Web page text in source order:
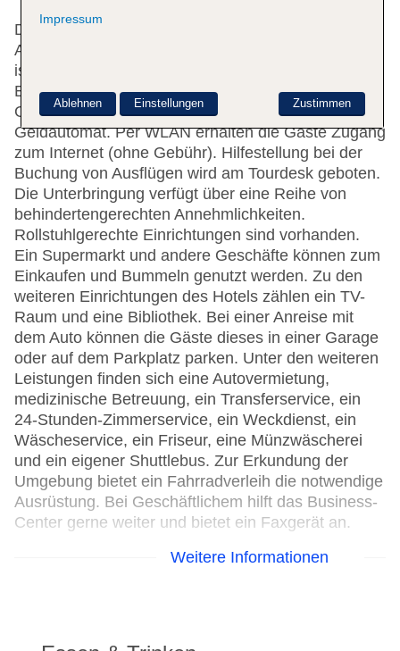
Das Hotel bietet 25 Zimmer und verfügt über einen
Aufzug. Das freundliche Personal an der Rezeption
ist gerne bei allen Fragen behilflich. Zu den
Einrichtungen des Hauses gehören eine
Gepäckaufbewahrung, ein Safe und ein
Geldautomat. Per WLAN erhalten die Gäste Zugang
zum Internet (ohne Gebühr). Hilfestellung bei der
Buchung von Ausflügen wird am Tourdesk geboten.
Die Unterbringung verfügt über eine Reihe von
behindertengerechten Annehmlichkeiten.
Rollstuhlgerechte Einrichtungen sind vorhanden.
Ein Supermarkt und andere Geschäfte können zum
Einkaufen und Bummeln genutzt werden. Zu den
weiteren Einrichtungen des Hotels zählen ein TV-
Raum und eine Bibliothek. Bei einer Anreise mit
dem Auto können die Gäste dieses in einer Garage
oder auf dem Parkplatz parken. Unter den weiteren
Leistungen finden sich eine Autovermietung,
medizinische Betreuung, ein Transferservice, ein
24-Stunden-Zimmerservice, ein Weckdienst, ein
Wäscheservice, ein Friseur, eine Münzwäscherei
und ein eigener Shuttlebus. Zur Erkundung der
Umgebung bietet ein Fahrradverleih die notwendige
Ausrüstung. Bei Geschäftlichem hilft das Business-
Center gerne weiter und bietet ein Faxgerät an.
Konferenzraum
Weitere Informationen
Impressum
Zustimmen
Ablehnen Einstellungen